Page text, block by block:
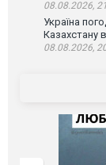
08.08.2026,
Україна
Казахстану
08.08.2026,